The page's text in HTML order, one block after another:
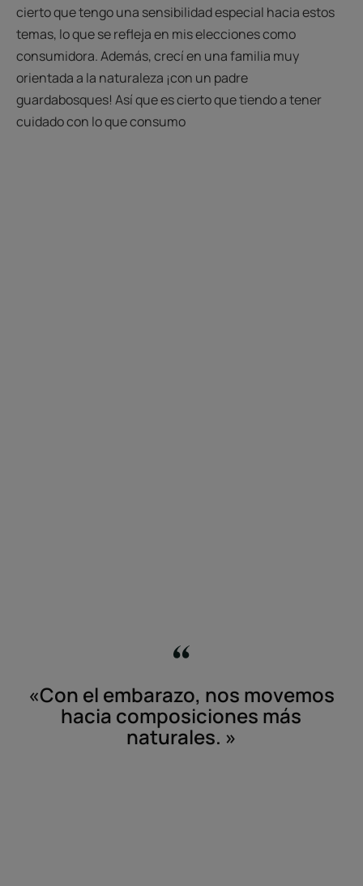
cierto que tengo una sensibilidad especial hacia estos
temas, lo que se refleja en mis elecciones como
consumidora. Además, crecí en una familia muy
orientada a la naturaleza ¡con un padre
guardabosques! Así que es cierto que tiendo a tener
cuidado con lo que consumo
«Con el embarazo, nos movemos
hacia composiciones más
naturales. »